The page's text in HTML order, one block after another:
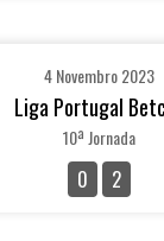
4 Novembro 2023
Liga Portugal
10ª Jornada
0 2